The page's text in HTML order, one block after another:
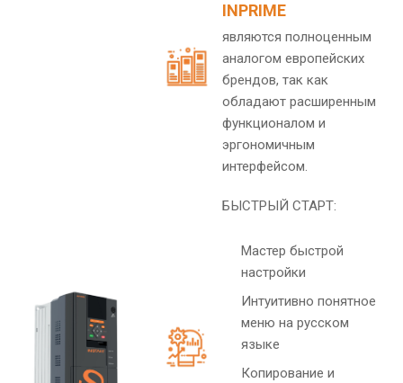
INPRIME
являются полноценным
аналогом европейских
брендов, так как
обладают расширенным
функционалом и
эргономичным
интерфейсом.
БЫСТРЫЙ СТАРТ:
Мастер быстрой
настройки
Интуитивно понятное
меню на русском
языке
Копирование и